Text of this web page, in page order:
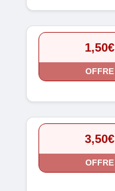
1,50€
OFFRE
3,50€
OFFRE